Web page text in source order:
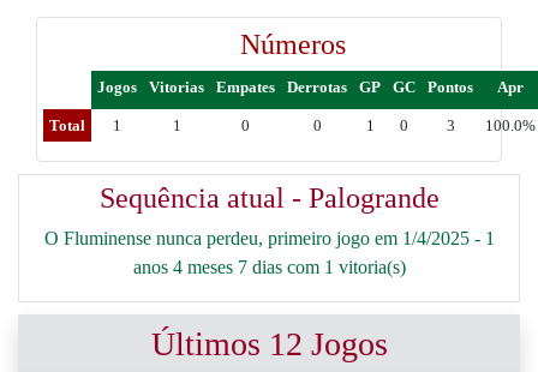
Números
Jogos Vitorias Empates Derrotas GP GC Pontos Apr
Total 1 1 0 0 1 0 3 100.0%
Sequência atual - Palogrande
O Fluminense nunca perdeu, primeiro jogo em 1/4/2025 - 1
anos 4 meses 7 dias com 1 vitoria(s)
Últimos 12 Jogos